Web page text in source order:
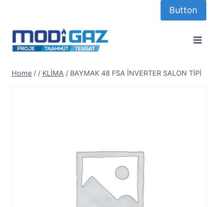
content
Button
Home / / KLİMA / BAYMAK 48 FSA İNVERTER SALON TİPİ